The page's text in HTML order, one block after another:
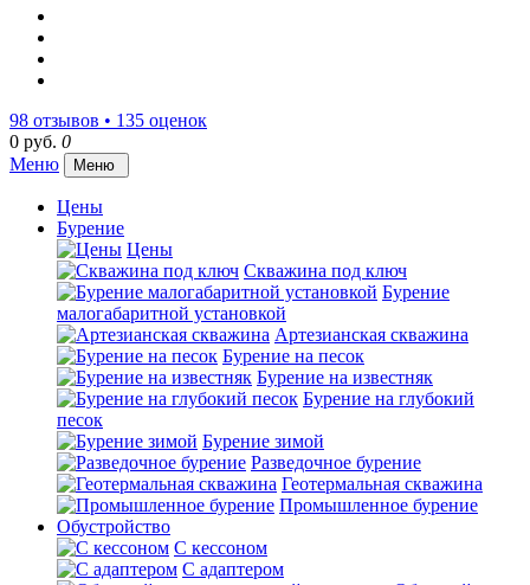
98 отзывов • 135 оценок
0 руб. 0
Меню
Меню
Цены
Бурение
Цены
Скважина под ключ
Бурение
малогабаритной установкой
Артезианская скважина
Бурение на песок
Бурение на известняк
Бурение на глубокий
песок
Бурение зимой
Разведочное бурение
Геотермальная скважина
Промышленное бурение
Обустройство
С кессоном
С адаптером